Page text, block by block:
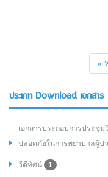
«
ประเภท Download เอกสาร
เอกสารประกอบการประชุ
ปลอดภัยในการพยาบาลผู้ป่
วีดีทัศน์ 1